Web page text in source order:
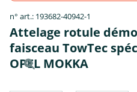
n° art.: 193682-40942-1
Attelage rotule
faisceau TowTec
OPEL MOKKA